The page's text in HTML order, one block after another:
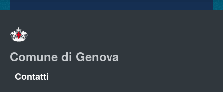
Comune di Genova
Contatti